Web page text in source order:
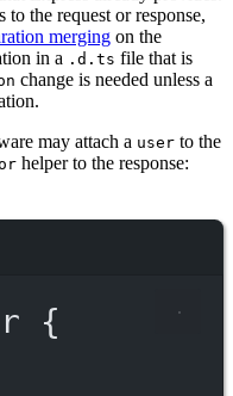
the request or response,
merging on the
in a .d.ts file that is
change is needed unless a
may attach a user to the
helper to the response:
{